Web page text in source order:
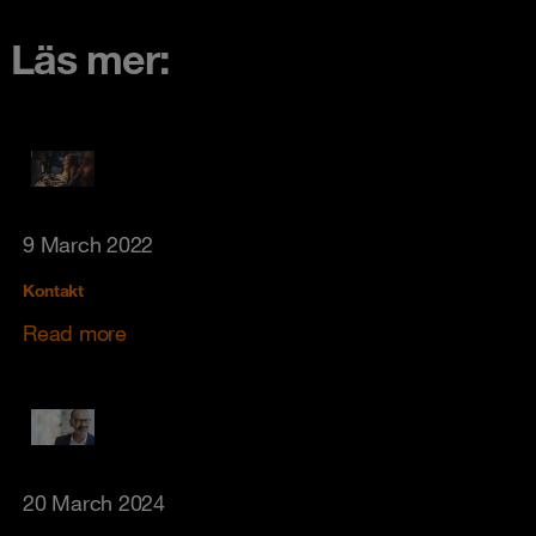
Läs mer:
9 March 2022
Kontakt
Read more
20 March 2024